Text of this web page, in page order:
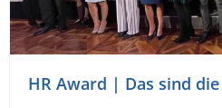
HR Award | Das sind